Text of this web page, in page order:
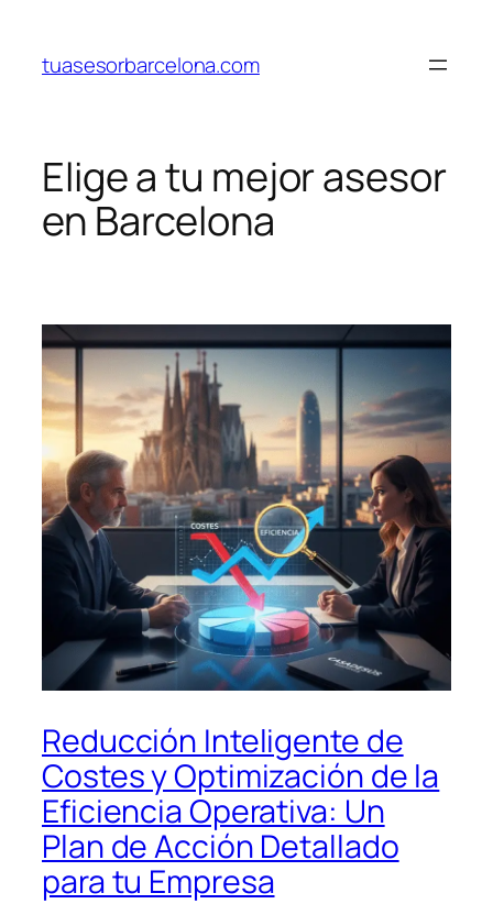
contenido
tuasesorbarcelona.com
Elige a tu mejor asesor
en Barcelona
Reducción Inteligente de
Costes y Optimización de la
Eficiencia Operativa: Un
Plan de Acción Detallado
para tu Empresa